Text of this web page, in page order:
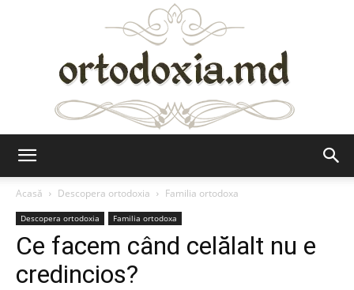
Acasă
Descopera ortodoxia Familia ortodoxa
Descopera ortodoxia Familia ortodoxa
Ce facem când celălalt nu e
credincios?